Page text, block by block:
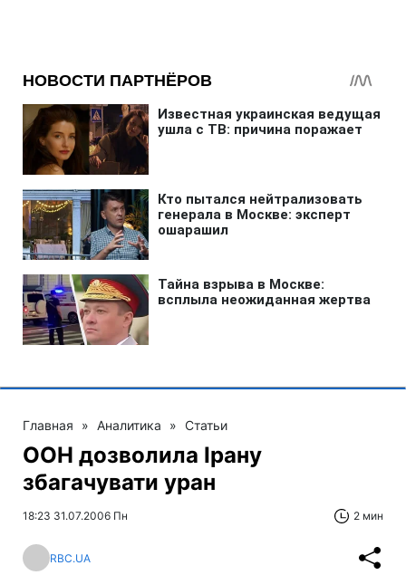
Главная » Аналитика » Статьи
ООН дозволила Ірану
збагачувати уран
18:23 31.07.2006 Пн 2 мин
RBC.UA